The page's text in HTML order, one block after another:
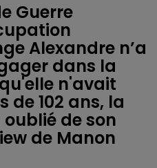
Guerre
Alexandre n’a
dans la
n'avait
de 102 ans, la
de son
de Manon